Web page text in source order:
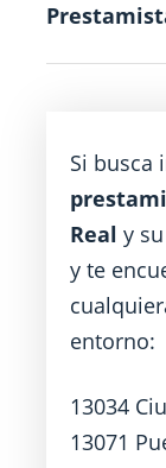
Si busca
Real y
y te
entorno:
13034
13071